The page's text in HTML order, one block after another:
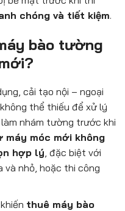
chóng và tiết kiệm.
bào tường
cải tạo nội – ngoại
thể thiếu để xử lý
nhám tường trước khi
máy móc mới không
hợp lý , đặc biệt với
và nhỏ, hoặc thi công
thuê máy bào